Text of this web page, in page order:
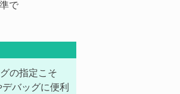
で
の指定こそ
バッグに便利